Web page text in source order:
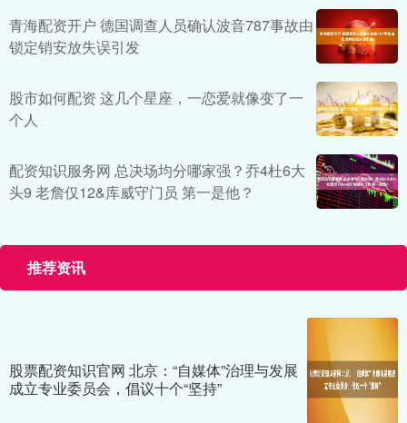
青海配资开户 德国调查人员确认波音787事故由
锁定销安放失误引发
股市如何配资 这几个星座，一恋爱就像变了一
个人
配资知识服务网 总决场均分哪家强？乔4杜6大
头9 老詹仅12&库威守门员 第一是他？
推荐资讯
股票配资知识官网 北京：“自媒体”治理与发展
成立专业委员会，倡议十个“坚持”